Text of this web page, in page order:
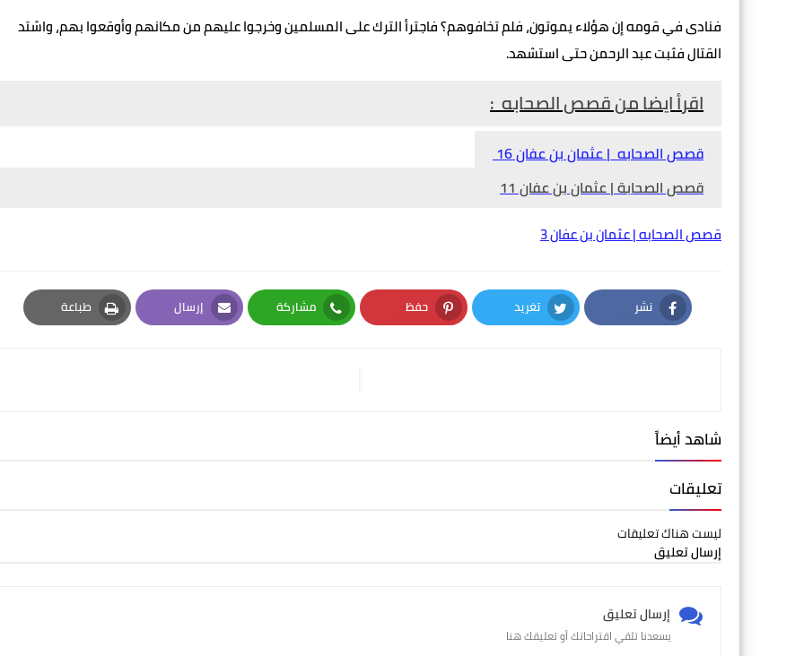
فنادى في قومه إن هؤلاء يموتون، فلم تخافوهم؟ فاجترأ الترك على المسلمين وخرجوا عليهم من مكانهم وأوقعوا بهم، واشتد
القتال فثبت عبد الرحمن حتى استشهد.
اقرأ ايضا من قصص الصحابه :
قصص الصحابه | عثمان بن عفان 16
قصص الصحابة | عثمان بن عفان 11
قصص الصحابه | عثمان بن عفان 3
نشر
Facebook
تغريد
Twitter
حفظ
Pinterest
مشاركة
Whatsapp
إرسال
Email
طباعة
Print
شاهد أيضاً
تعليقات
ليست هناك تعليقات
إرسال تعليق
إرسال تعليق
يسعدنا تلقي اقتراحاتك أو تعليقك هنا